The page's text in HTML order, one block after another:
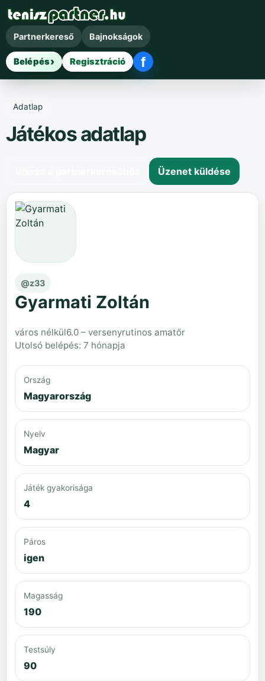
Partnerkereső Bajnokságok
Belépés Regisztráció fFacebook belépés
Adatlap
Játékos adatlap
Üzenet küldése
@z33
Gyarmati Zoltán
város nélkül6.0 – versenyrutinos amatőr
Utolsó belépés: 7 hónapja
Ország
Magyarország
Nyelv
Magyar
Játék gyakorisága
4
Páros
igen
Magasság
190
Testsúly
90